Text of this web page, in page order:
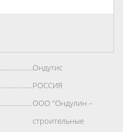
Ондутис
РОССИЯ
ООО "Ондулин –
строительные